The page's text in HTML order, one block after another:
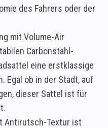
des Fahrers oder der
mit Volume-Air
Carbonstahl-
eine erstklassige
Egal ob in der Stadt, auf
dieser Sattel ist für
Antirutsch-Textur ist